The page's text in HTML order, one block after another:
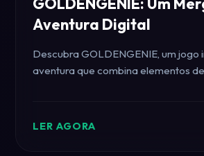
Aventura Digital
Descubra GOLDENGENIE, um jogo
aventura que combina elementos
ele captura a essência dos jogos
LER AGORA